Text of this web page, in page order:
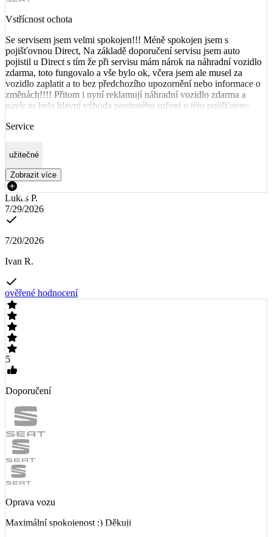
Vstřícnost ochota
Se servisem jsem velmi spokojen!!! Méně spokojen jsem s
pojišťovnou Direct, Na základě doporučení servisu jsem auto
pojistil u Direct s tím že při servisu mám nárok na náhradní vozidlo
zdarma, toto fungovalo a vše bylo ok, včera jsem ale musel za
vozidlo zaplatit a to bez předchozího upozornění nebo informace o
změnách!!!! Přitom i nyní reklamují náhradní vozidlo zdarma a
navíc to byla hlavní výhoda povinného ručení u této pojišťovny.
Service
užitečné
Zobrazit více
Lukáš P.
7/29/2026
7/20/2026
Ivan R.
ověřené hodnocení
5
Doporučení
Oprava vozu
Maximální spokojenost :) Děkuji